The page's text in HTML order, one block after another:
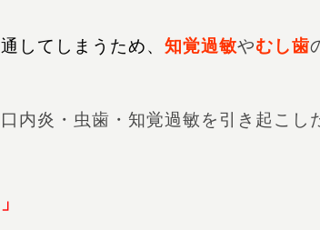
してしまうため、 知覚過敏やむし歯
内炎・虫歯・知覚過敏を引き起こし